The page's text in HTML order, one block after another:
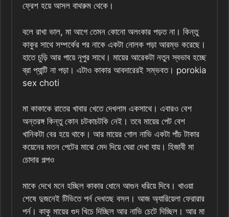
ফ্রেশ হয়ে আসল বাথরুম থেকে।
বলে রাখা ভাল, মা আগে তেমন কোনো অলংকার পড়ত না। কিন্তু
কাকুর সাথে সম্পর্কের পর নাকে একটা নোলক পড়া আরম্ভ করেছে।
হাতে চুড়ি আর পায়ে নূপুর সাথে। মায়ের আরেকটা নতুন স্বভাব হচ্ছে
ব্রা প্যান্টি না পড়া। এটাও কাকার আবদারেরই সম্ভবত। porokia
sex choti
মা কাকাকে রাতের খাবার খেতে দেখলাম একসাথে। এবারও বেশ
অন্তরঙ্গ কিন্তু কোন চটকাচটকি নেই। তবে মায়ের পেট বেশ
খানিকটা বের হয়ে থাকে। আর মায়ের গোল নাভি একটা পাঁচ টাকার
কয়েনের মতন পেটের মাঝে মেদ দিয়ে ঘেরা দেখা যায়। হিজাবী মা
চোদার গল্পও
মাকে দেখে মনে হচ্ছিল কাকার ধোনে আগুন ধরিয়ে দিবে। খাওয়া
শেষে দুজনেই টিভিতে পর্ন দেখতছ বসল। আজ অ্যারিয়েলা ফেরারার
পর্ন। কাকু মায়ের গুদ খিচে দিচ্ছিল আর নাভি চেটে দিচ্ছিল। আর মা